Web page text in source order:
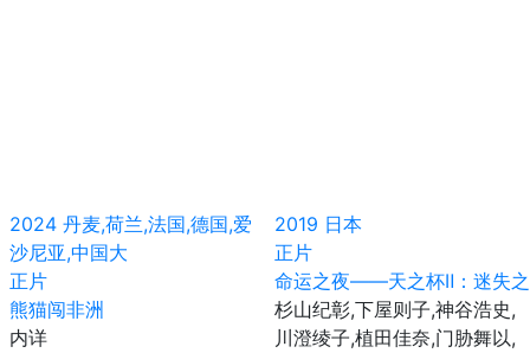
2024 丹麦,荷兰,法国,德国,爱
沙尼亚,中国大
正片
熊猫闯非洲
内详
2019 日本
正片
命运之夜——天之杯Ⅱ：迷失
杉山纪彰,下屋则子,神谷浩史,
川澄绫子,植田佳奈,门胁舞以,